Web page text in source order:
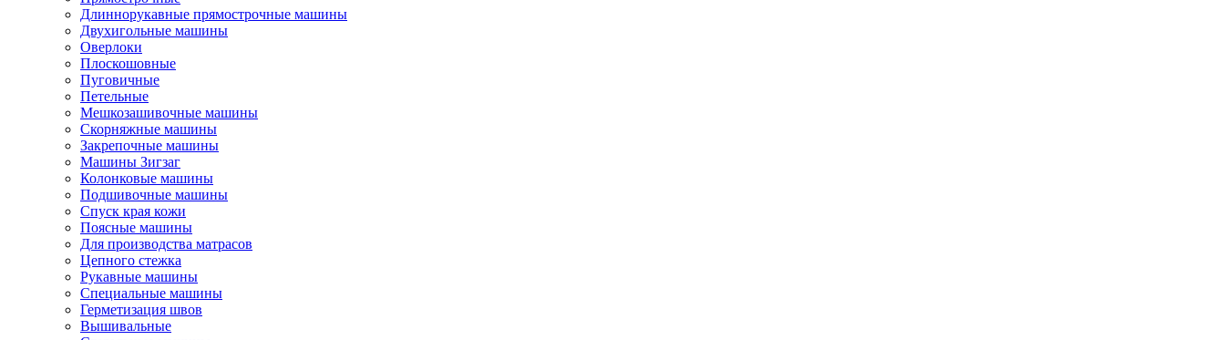
Длиннорукавные прямострочные машины
Двухигольные машины
Оверлоки
Плоскошовные
Пуговичные
Петельные
Мешкозашивочные машины
Скорняжные машины
Закрепочные машины
Машины Зигзаг
Колонковые машины
Подшивочные машины
Спуск края кожи
Поясные машины
Для производства матрасов
Цепного стежка
Рукавные машины
Специальные машины
Герметизация швов
Вышивальные